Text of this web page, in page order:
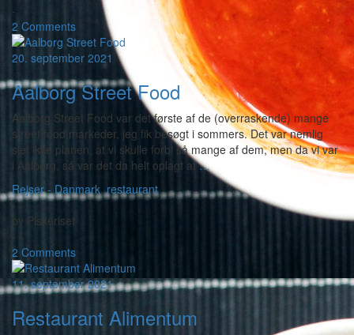
-
2 Comments
20. september 2021
Aalborg Street Food
Aalborg Street Food var det første af de (overraskende) mange
street food markeder, jeg fik besøgt i sommers. Det var nemlig
slet ikke planen, at vi skulle forbi så mange af dem, men da vi var
i Aalborg, så var det da helt oplagt at…
Rejser - Danmark,restaurant
-
by Piskeriset
-
2 Comments
11. september 2021
Restaurant Alimentum